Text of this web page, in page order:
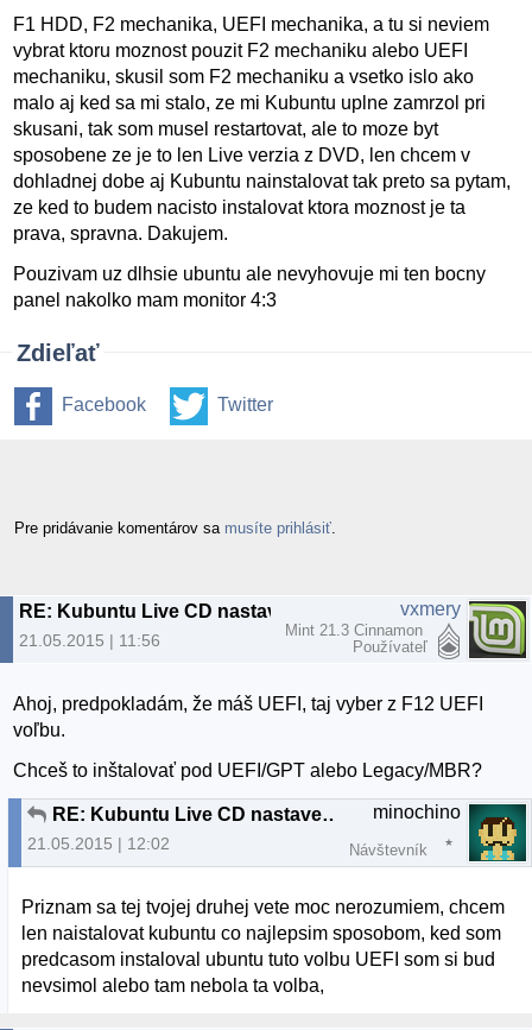
F1 HDD, F2 mechanika, UEFI mechanika, a tu si neviem
vybrat ktoru moznost pouzit F2 mechaniku alebo UEFI
mechaniku, skusil som F2 mechaniku a vsetko islo ako
malo aj ked sa mi stalo, ze mi Kubuntu uplne zamrzol pri
skusani, tak som musel restartovat, ale to moze byt
sposobene ze je to len Live verzia z DVD, len chcem v
dohladnej dobe aj Kubuntu nainstalovat tak preto sa pytam,
ze ked to budem nacisto instalovat ktora moznost je ta
prava, spravna. Dakujem.
Pouzivam uz dlhsie ubuntu ale nevyhovuje mi ten bocny
panel nakolko mam monitor 4:3
Zdieľať
Facebook Twitter
Pre pridávanie komentárov sa musíte prihlásiť
21.05.2015 | 11:56
vxmery
Mint 21.3 Cinnamon
Používateľ
Ahoj, predpokladám, že máš UEFI, taj vyber z F12 UEFI
voľbu.
Chceš to inštalovať pod UEFI/GPT alebo Legacy/MBR?
RE: Kubuntu Live CD nastavenie Boot
21.05.2015 | 12:02
minochino
Návštevník
Priznam sa tej tvojej druhej vete moc nerozumiem, chcem
len naistalovat kubuntu co najlepsim sposobom, ked som
predcasom instaloval ubuntu tuto volbu UEFI som si bud
nevsimol alebo tam nebola ta volba,